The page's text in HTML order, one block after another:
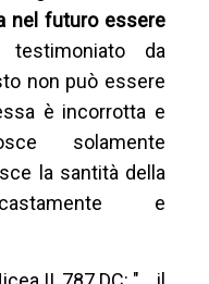
nel futuro essere
da
non può essere
è incorrotta e
solamente
la santità della
e